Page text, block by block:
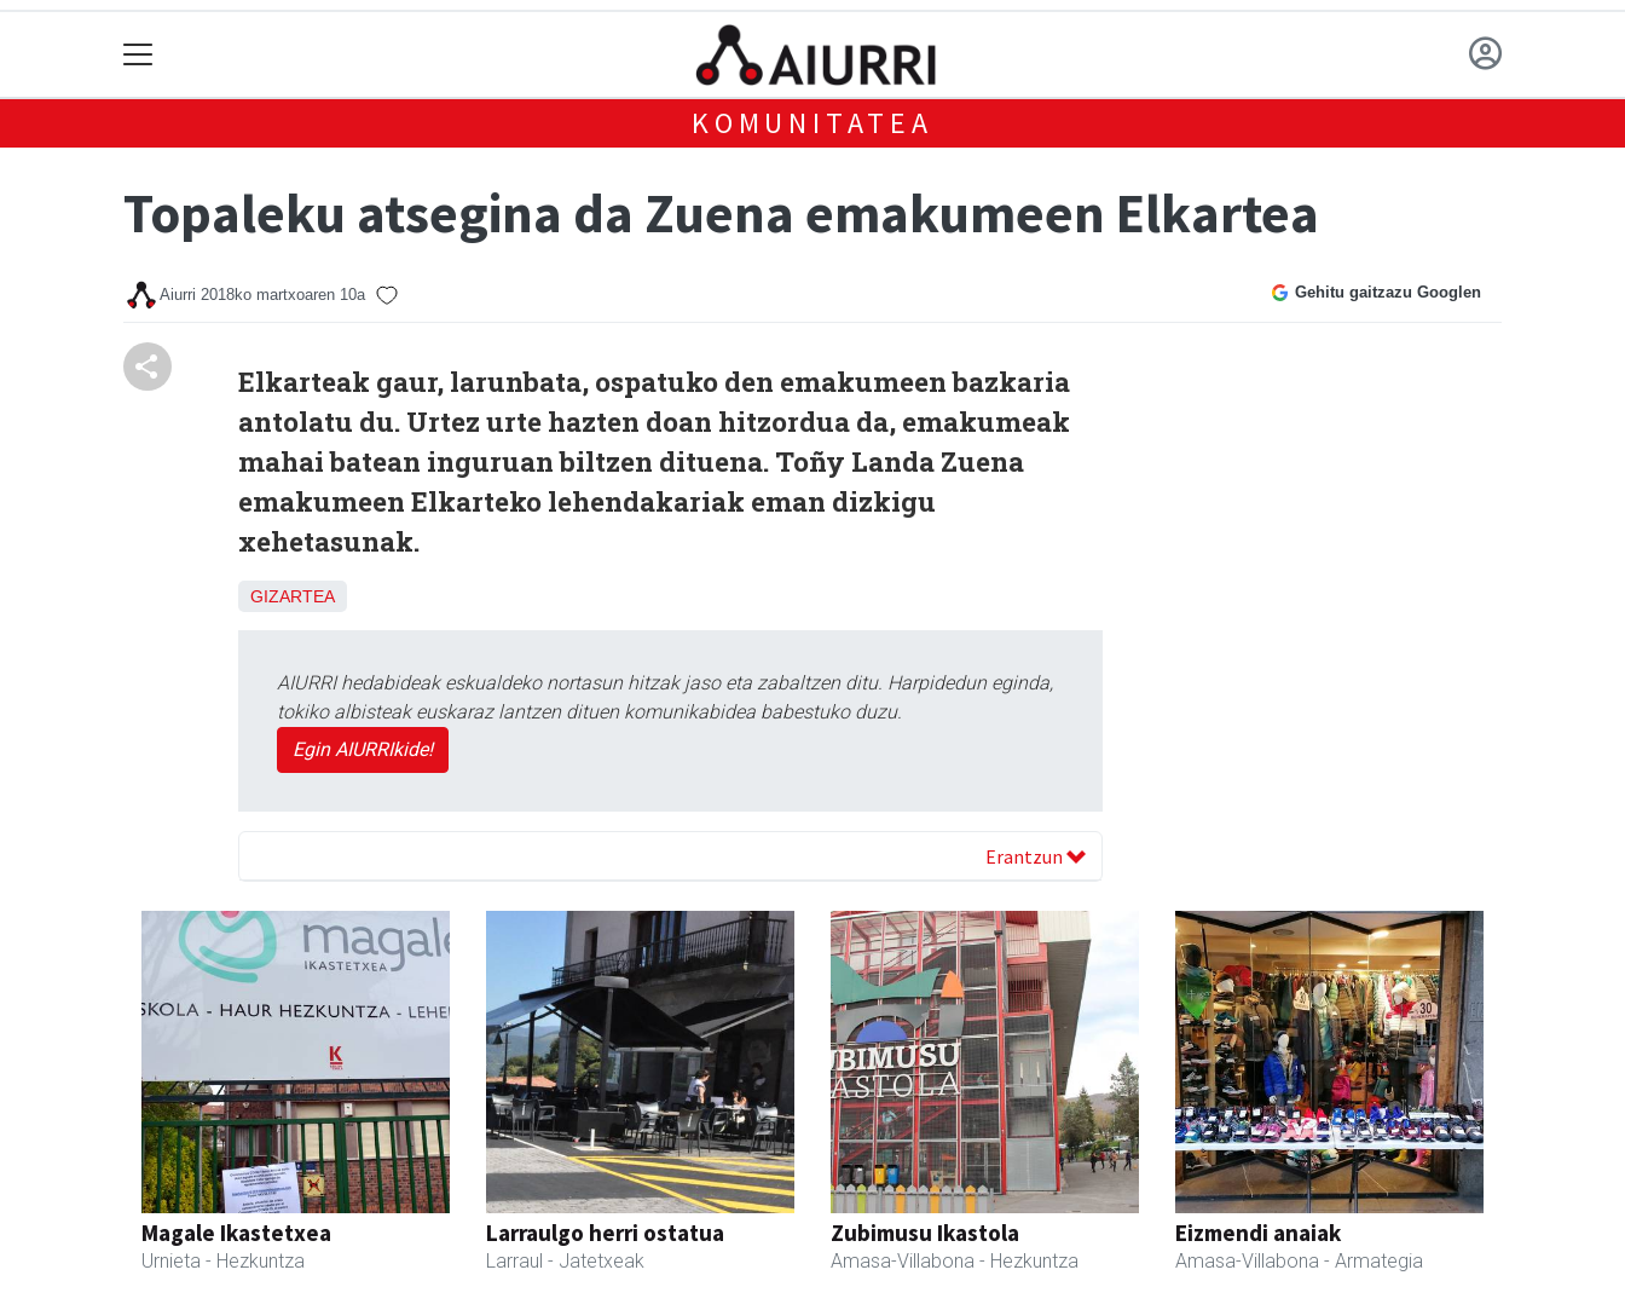
KOMUNITATEA
Topaleku atsegina da Zuena emakumeen Elkartea
Aiurri 2018ko martxoaren 10a Gehitu gaitzazu Googlen
Elkarteak gaur, larunbata, ospatuko den emakumeen bazkaria
antolatu du. Urtez urte hazten doan hitzordua da, emakumeak
mahai batean inguruan biltzen dituena. Toñy Landa Zuena
emakumeen Elkarteko lehendakariak eman dizkigu
xehetasunak.
GIZARTEA
AIURRI hedabideak eskualdeko nortasun hitzak jaso eta zabaltzen ditu. Harpidedun eginda,
tokiko albisteak euskaraz lantzen dituen komunikabidea babestuko duzu.
Egin AIURRIkide!
Erantzun
Magale Ikastetxea
Urnieta - Hezkuntza
Larraulgo herri ostatua
Larraul - Jatetxeak
Zubimusu Ikastola
Amasa-Villabona - Hezkuntza
Eizmendi anaiak
Amasa-Villabona - Armategia